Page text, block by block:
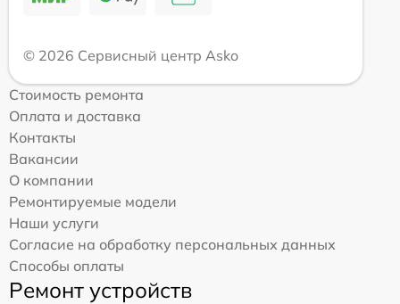
© 2026 Сервисный центр Asko
Стоимость ремонта
Оплата и доставка
Контакты
Вакансии
О компании
Ремонтируемые модели
Наши услуги
Согласие на обработку персональных данных
Способы оплаты
Ремонт устройств